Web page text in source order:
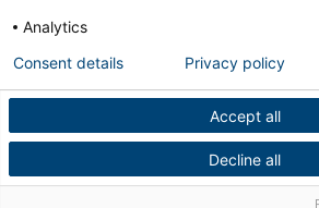
Powered by
Analytics
Accept all
Decline all
Consent details Privacy policy